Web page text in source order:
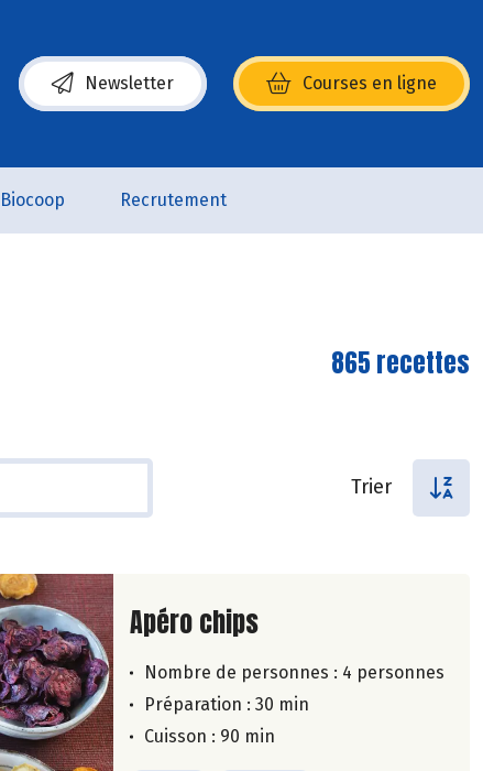
Newsletter Courses en ligne
(s’ouvre dans une nouvelle fenêtre)
Biocoop Recrutement
865 recettes
Trier
Lire la suite de la recette
Apéro chips
Nombre de personnes : 4 personnes
Préparation : 30 min
Cuisson : 90 min